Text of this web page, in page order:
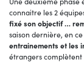
connaitre les 2
fixé son objectif …
saison dernière, en
entrainements et les
étrangers